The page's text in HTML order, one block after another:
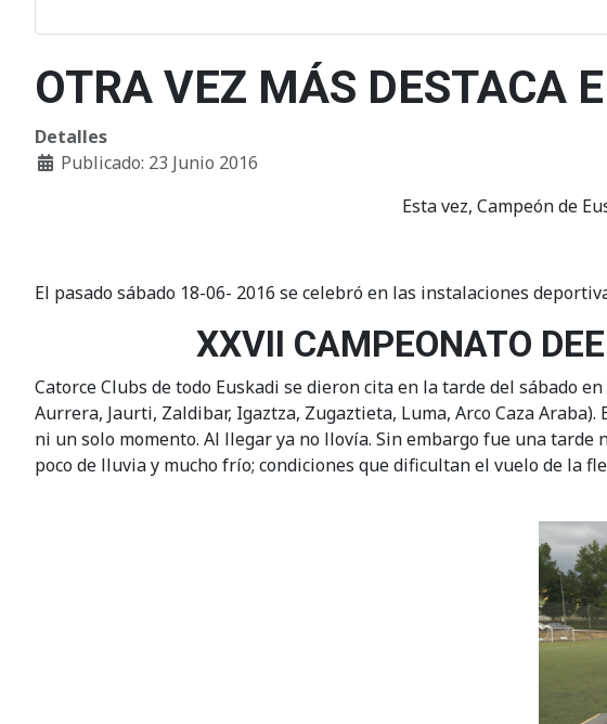
OTRA VEZ MÁS DESTACA
Detalles
Publicado: 23 Junio 2016
Esta vez, Campeón de
El pasado sábado 18-06- 2016 se celebró en las instalaciones
XXVII CAMPEONATO
Catorce Clubs de todo Euskadi se dieron cita en la tarde del sábado
Aurrera, Jaurti, Zaldibar, Igaztza, Zugaztieta, Luma, Arco Caza
ni un solo momento. Al llegar ya no llovía. Sin embargo fue una
poco de lluvia y mucho frío; condiciones que dificultan el vuelo de la